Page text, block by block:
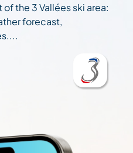
the 3 Vallées ski area:
forecast,